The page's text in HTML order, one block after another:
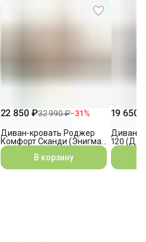
22 850 ₽32 990 ₽−31%
Диван-кровать Роджер
Комфорт Сканди (Энигма
003)
В корзину
19 650
Диван-
120